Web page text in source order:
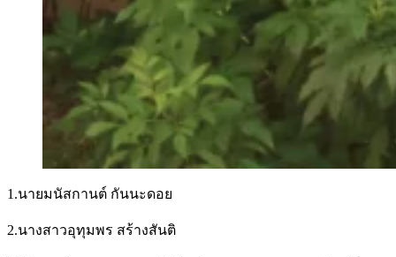
1.นายมนัสกานต์ กันนะดอย
2.นางสาวอุทุมพร สร้างสันติ